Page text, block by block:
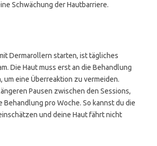
Schwächung der Hautbarriere.
Dermarollern starten, ist tägliches
Die Haut muss erst an die Behandlung
um eine Überreaktion zu vermeiden.
Pausen zwischen den Sessions,
Behandlung pro Woche. So kannst du die
und deine Haut fährt nicht